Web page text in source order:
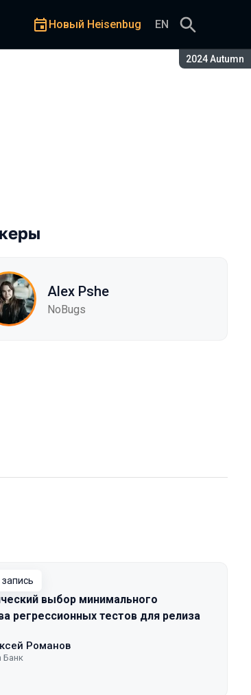
Сезон:
2024 Autumn
Новый Heisenbug EN
Alex Pshe
NoBugs
выбор минимального
регрессионных тестов для релиза
Романов
Банк